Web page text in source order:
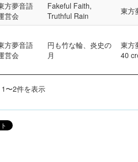
方夢音語
営会
Fakeful Faith,
Truthful Rain
東方
方夢音語
営会
円も竹な輪、炎史の
月
東方
40
〜2件を表示